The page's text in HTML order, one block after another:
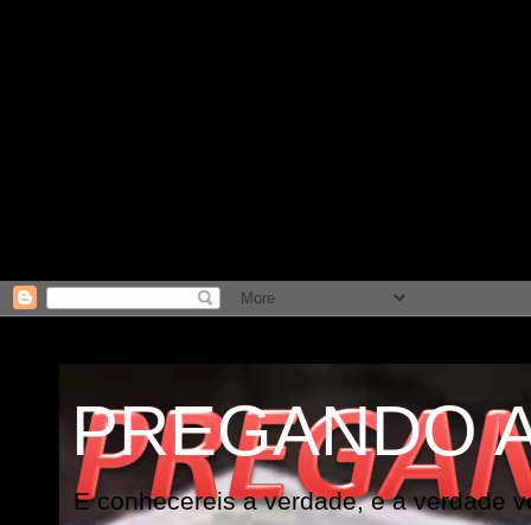
PREGANDO
E conhecereis a verdade, e a verdade